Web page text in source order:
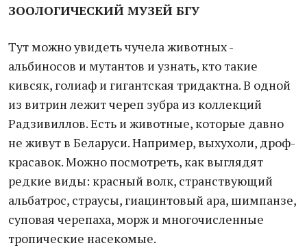
ЗООЛОГИЧЕСКИЙ МУЗЕЙ БГУ
Тут можно увидеть чучела животных -
альбиносов и мутантов и узнать, кто такие
кивсяк, голиаф и гигантская тридактна. В одной
из витрин лежит череп зубра из коллекций
Радзивиллов. Есть и животные, которые давно
не живут в Беларуси. Например, выхухоли, дроф-
красавок. Можно посмотреть, как выглядят
редкие виды: красный волк, странствующий
альбатрос, страусы, гиацинтовый ара, шимпанзе,
суповая черепаха, морж и многочисленные
тропические насекомые.